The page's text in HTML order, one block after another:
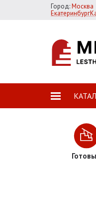
Город:Москва
Екатеринбург